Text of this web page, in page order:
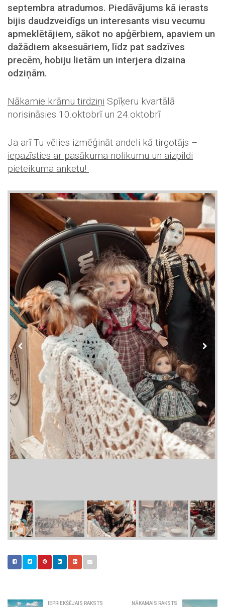
septembra atradumos. Piedāvājums kā ierasts
bijis daudzveidīgs un interesants visu vecumu
apmeklētājiem, sākot no apģērbiem, apaviem un
dažādiem aksesuāriem, līdz pat sadzīves
precēm, hobiju lietām un interjera dizaina
odziņām.
Nākamie krāmu tirdziņi Spīķeru kvartālā
norisināsies 10.oktobrī un 24.oktobrī.
Ja arī Tu vēlies izmēģināt andeli kā tirgotājs –
iepazīsties ar pasākuma nolikumu un aizpildi
pieteikuma anketu!
IEPRIEKŠĒJAIS RAKSTS NĀKAMAIS RAKSTS